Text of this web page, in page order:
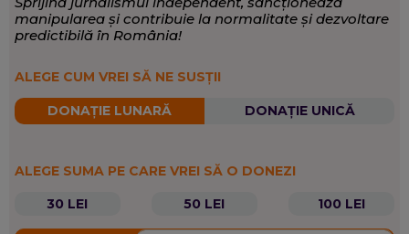
manipularea și contribuie la normalitate și dezvoltare
predictibilă în România!
ALEGE CUM VREI SĂ NE SUSȚII
DONAȚIE LUNARĂ DONAȚIE UNICĂ
ALEGE SUMA PE CARE VREI SĂ O DONEZI
30 LEI
50 LEI 100 LEI